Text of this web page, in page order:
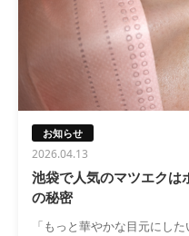
お知らせ
2026.04.13
池袋で人気のマツエクは
の秘密
「もっと華やかな目元にし